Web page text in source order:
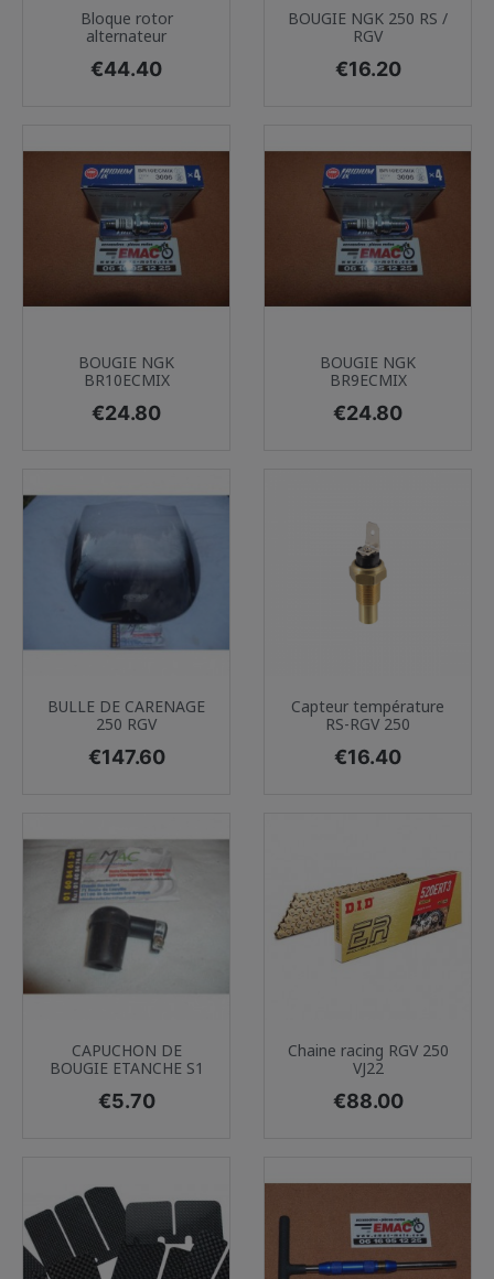
Bloque rotor
alternateur
Price
€44.40
BOUGIE NGK 250 RS /
RGV
Price
€16.20
BOUGIE NGK
BR10ECMIX
Price
€24.80
BOUGIE NGK
BR9ECMIX
Price
€24.80
BULLE DE CARENAGE
250 RGV
Price
€147.60
Capteur température
RS-RGV 250
Price
€16.40
CAPUCHON DE
BOUGIE ETANCHE S1
Price
€5.70
Chaine racing RGV 250
VJ22
Price
€88.00